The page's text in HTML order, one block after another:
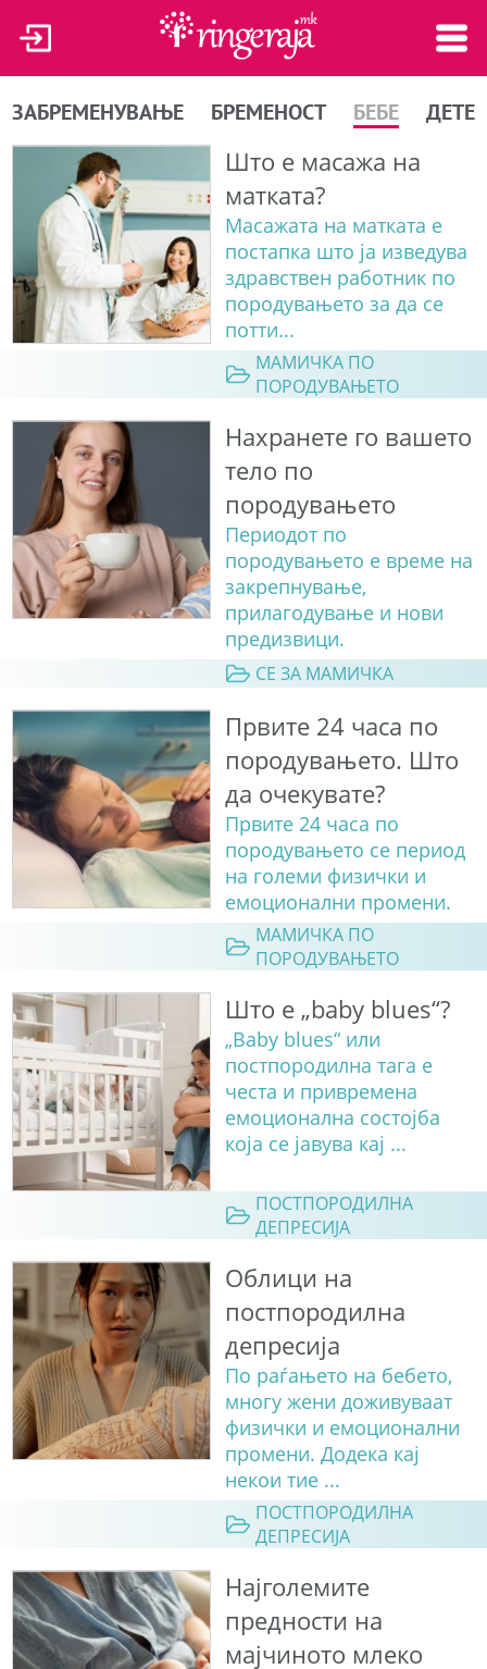
ЗАБРЕМЕНУВАЊЕ БРЕМЕНОСТ БЕБЕ ДЕТЕ
Што е масажа на
матката?
Масажата на матката е
постапка што ја изведува
здравствен работник по
породувањето за да се
потти...
МАМИЧКА ПО
ПОРОДУВАЊЕТО
Нахранете го вашето
тело по
породувањето
Периодот по
породувањето е време на
закрепнување,
прилагодување и нови
предизвици.
СЕ ЗА МАМИЧКА
Првите 24 часа по
породувањето. Што
да очекувате?
Првите 24 часа по
породувањето се период
на големи физички и
емоционални промени.
МАМИЧКА ПО
ПОРОДУВАЊЕТО
Што е „baby blues“?
„Baby blues“ или
постпородилна тага е
честа и привремена
емоционална состојба
која се јавува кај ...
ПОСТПОРОДИЛНА
ДЕПРЕСИЈА
Облици на
постпородилна
депресија
По раѓањето на бебето,
многу жени доживуваат
физички и емоционални
промени. Додека кај
некои тие ...
ПОСТПОРОДИЛНА
ДЕПРЕСИЈА
Најголемите
предности на
мајчиното млеко